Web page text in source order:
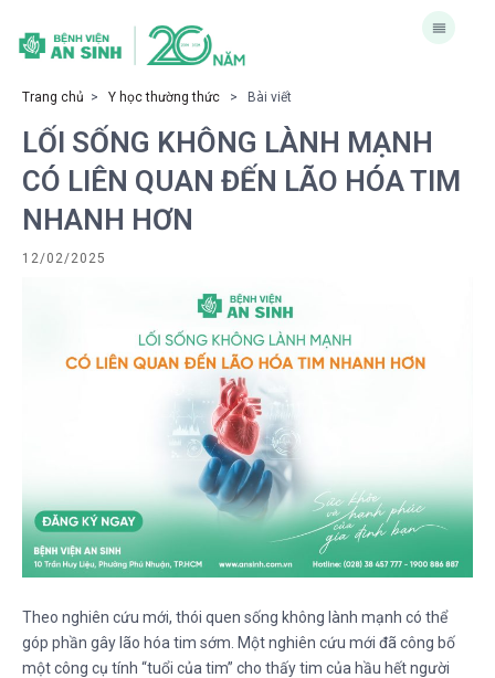
Trang chủ > Y học thường thức > Bài viết
LỐI SỐNG KHÔNG LÀNH MẠNH
CÓ LIÊN QUAN ĐẾN LÃO HÓA TIM
NHANH HƠN
12/02/2025
Theo nghiên cứu mới, thói quen sống không lành mạnh có thể
góp phần gây lão hóa tim sớm. Một nghiên cứu mới đã công bố
một công cụ tính “tuổi của tim” cho thấy tim của hầu hết người